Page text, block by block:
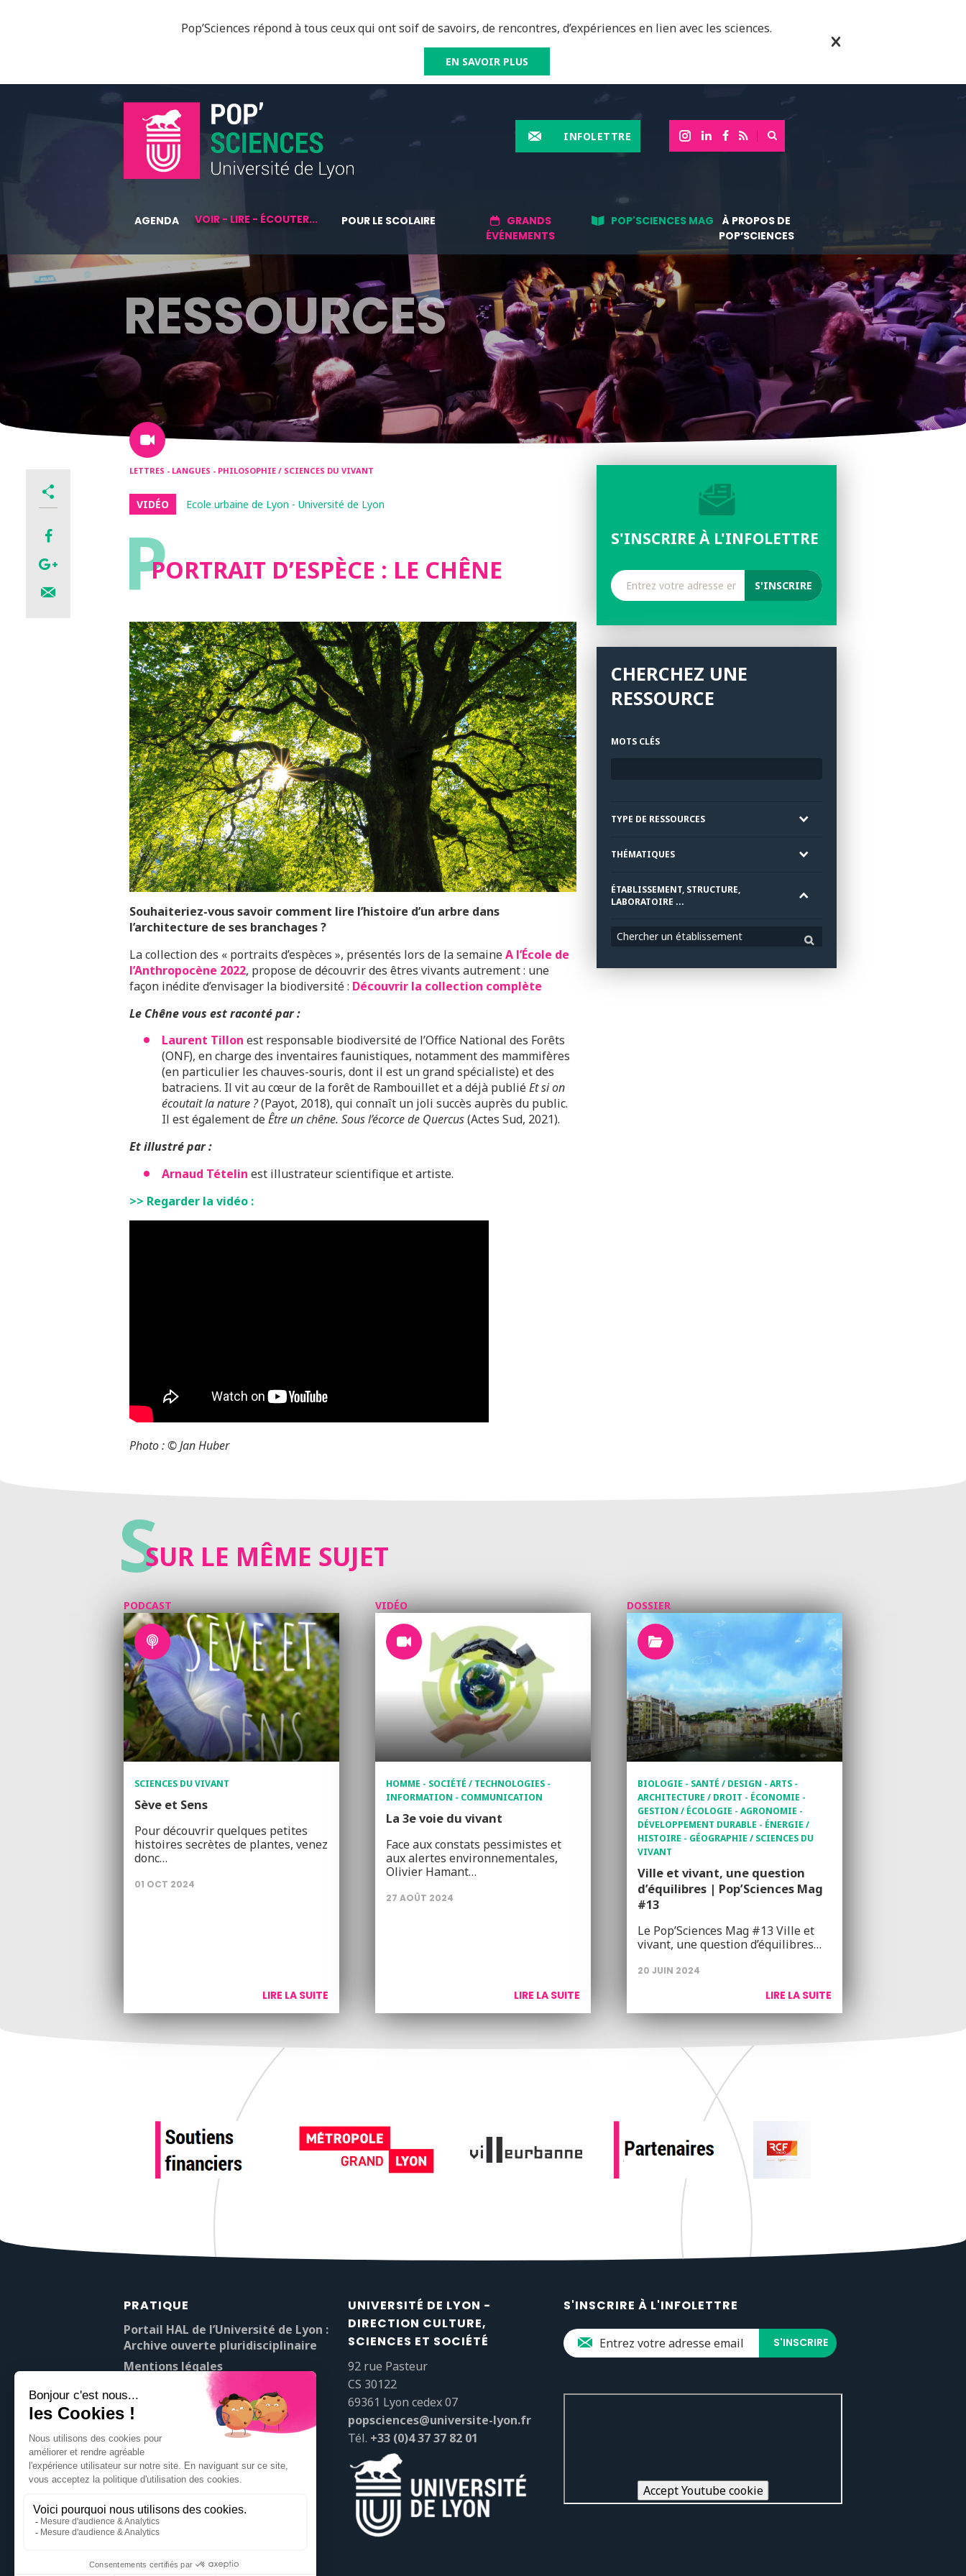
Pop’Sciences répond à tous ceux qui ont soif de savoirs, de rencontres, d’expériences en lien avec les sciences.
EN SAVOIR PLUS
INFOLETTRE
AGENDA VOIR - LIRE - ÉCOUTER... POUR LE SCOLAIRE
GRANDS
ÉVÉNEMENTS
POP'SCIENCES MAG
À PROPOS DE
POP’SCIENCES
RESSOURCES
LETTRES - LANGUES - PHILOSOPHIE / SCIENCES DU VIVANT
VIDÉO Ecole urbaine de Lyon - Université de Lyon
PPORTRAIT D’ESPÈCE : LE CHÊNE
Souhaiteriez-vous savoir comment lire l’histoire d’un arbre dans
l’architecture de ses branchages ?
La collection des « portraits d’espèces », présentés lors de la semaineA l’École de
l’Anthropocène 2022, propose de découvrir des êtres vivants autrement : une
façon inédite d’envisager la biodiversité : Découvrir la collection complète
Le Chêne vous est raconté par :
Laurent Tillon est responsable biodiversité de l’Office National des Forêts
(ONF), en charge des inventaires faunistiques, notamment des mammifères
(en particulier les chauves-souris, dont il est un grand spécialiste) et des
batraciens. Il vit au cœur de la forêt de Rambouillet et a déjà publiéEt si on
écoutait la nature ?(Payot, 2018), qui connaît un joli succès auprès du public.
Il est également deÊtre un chêne. Sous l’écorce de Quercus(Actes Sud, 2021).
Et illustré par :
Arnaud Tételin est illustrateur scientifique et artiste.
>> Regarder la vidéo :
Photo : © Jan Huber
S'INSCRIRE À L'INFOLETTRE
CHERCHEZ UNE
RESSOURCE
MOTS CLÉS
TYPE DE RESSOURCES
THÉMATIQUES
ÉTABLISSEMENT, STRUCTURE,
LABORATOIRE ...
Chercher un établissement
SSUR LE MÊME SUJET
PODCAST
SCIENCES DU VIVANT
Sève et Sens
Pour découvrir quelques petites
histoires secrètes de plantes, venez
donc…
01 OCT 2024
LIRE LA SUITE
VIDÉO
HOMME - SOCIÉTÉ / TECHNOLOGIES -
INFORMATION - COMMUNICATION
La 3e voie du vivant
Face aux constats pessimistes et
aux alertes environnementales,
Olivier Hamant…
27 AOÛT 2024
LIRE LA SUITE
DOSSIER
BIOLOGIE - SANTÉ / DESIGN - ARTS -
ARCHITECTURE / DROIT - ÉCONOMIE -
GESTION / ÉCOLOGIE - AGRONOMIE -
DÉVELOPPEMENT DURABLE - ÉNERGIE /
HISTOIRE - GÉOGRAPHIE / SCIENCES DU
VIVANT
Ville et vivant, une question
d’équilibres | Pop’Sciences Mag
#13
Le Pop’Sciences Mag #13 Ville et
vivant, une question d’équilibres…
20 JUIN 2024
LIRE LA SUITE
PRATIQUE
Portail HAL de l’Université de Lyon :
Archive ouverte pluridisciplinaire
Mentions légales
À propos de Pop’Sciences
Contact
UNIVERSITÉ DE LYON -
DIRECTION CULTURE,
SCIENCES ET SOCIÉTÉ
92 rue Pasteur
CS 30122
69361 Lyon cedex 07
popsciences@universite-lyon.fr
Tél. +33 (0)4 37 37 82 01
S'INSCRIRE À L'INFOLETTRE
Accept Youtube cookie